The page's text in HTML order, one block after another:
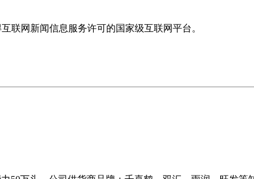
网新闻信息服务许可的国家级互联网平台。